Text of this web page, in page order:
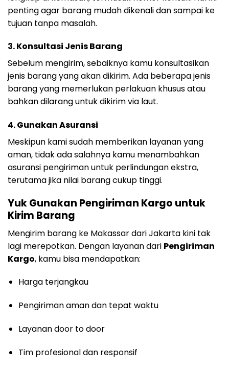
penting agar barang mudah dikenali dan sampai ke
tujuan tanpa masalah.
3. Konsultasi Jenis Barang
Sebelum mengirim, sebaiknya kamu konsultasikan
jenis barang yang akan dikirim. Ada beberapa jenis
barang yang memerlukan perlakuan khusus atau
bahkan dilarang untuk dikirim via laut.
4. Gunakan Asuransi
Meskipun kami sudah memberikan layanan yang
aman, tidak ada salahnya kamu menambahkan
asuransi pengiriman untuk perlindungan ekstra,
terutama jika nilai barang cukup tinggi.
Yuk Gunakan Pengiriman Kargo untuk
Kirim Barang
Mengirim barang ke Makassar dari Jakarta kini tak
lagi merepotkan. Dengan layanan dari Pengiriman
Kargo, kamu bisa mendapatkan:
Harga terjangkau
Pengiriman aman dan tepat waktu
Layanan door to door
Tim profesional dan responsif